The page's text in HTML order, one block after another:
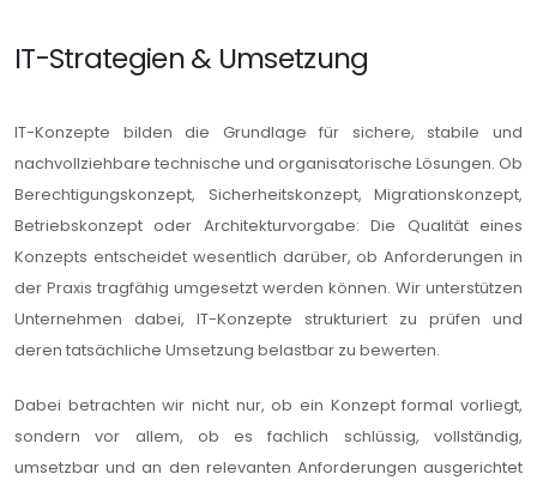
IT-Strategien & Umsetzung
IT-Konzepte bilden die Grundlage für sichere, stabile und
nachvollziehbare technische und organisatorische Lösungen. Ob
Berechtigungskonzept, Sicherheitskonzept, Migrationskonzept,
Betriebskonzept oder Architekturvorgabe: Die Qualität eines
Konzepts entscheidet wesentlich darüber, ob Anforderungen in
der Praxis tragfähig umgesetzt werden können. Wir unterstützen
Unternehmen dabei, IT-Konzepte strukturiert zu prüfen und
deren tatsächliche Umsetzung belastbar zu bewerten.
Dabei betrachten wir nicht nur, ob ein Konzept formal vorliegt,
sondern vor allem, ob es fachlich schlüssig, vollständig,
umsetzbar und an den relevanten Anforderungen ausgerichtet